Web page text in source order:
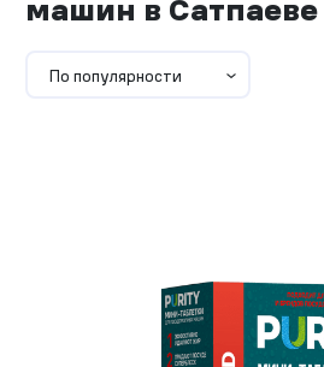
машин в Сатпаеве
По популярности